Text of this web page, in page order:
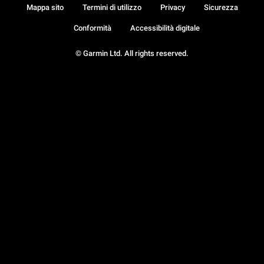
© Garmin Ltd. All rights reserved.
Mappa sito Termini di utilizzo Privacy Sicurezza
Conformità Accessibilità digitale